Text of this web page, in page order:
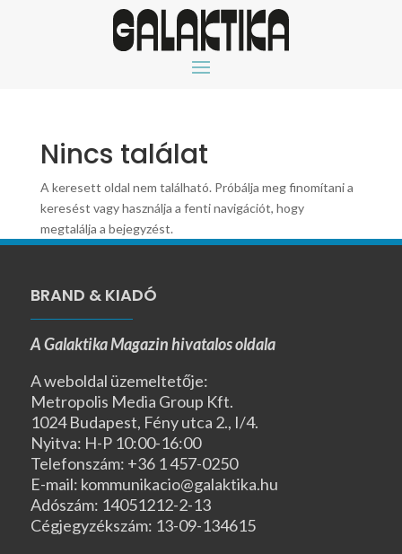
Nincs találat
A keresett oldal nem található. Próbálja meg finomítani a
keresést vagy használja a fenti navigációt, hogy
megtalálja a bejegyzést.
BRAND & KIADÓ
A Galaktika Magazin hivatalos oldala
A weboldal üzemeltetője:
Metropolis Media Group Kft.
1024 Budapest, Fény utca 2., I/4.
Nyitva: H-P 10:00-16:00
Telefonszám: +36 1 457-0250
E-mail: kommunikacio@galaktika.hu
Adószám: 14051212-2-13
Cégjegyzékszám: 13-09-134615